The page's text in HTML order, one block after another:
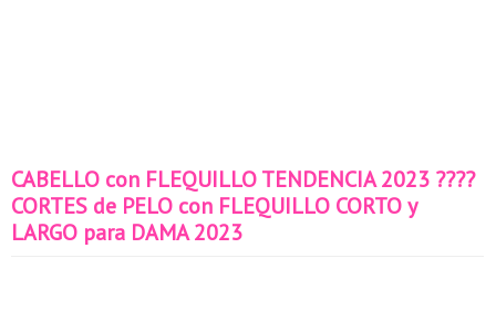
CABELLO con FLEQUILLO TENDENCIA 2023 ????
CORTES de PELO con FLEQUILLO CORTO y
LARGO para DAMA 2023